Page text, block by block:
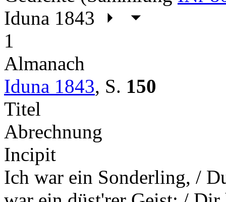
Iduna 1843
1
Almanach
Iduna 1843, S. 150
Titel
Abrechnung
Incipit
Ich war ein Sonderling, /